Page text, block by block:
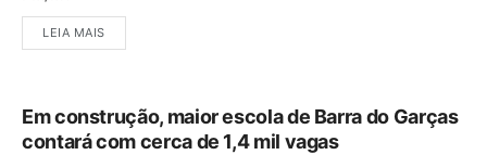
LEIA MAIS
Em construção, maior escola de Barra do Garças
contará com cerca de 1,4 mil vagas